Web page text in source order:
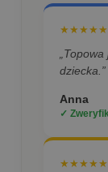
★★★★★
dziecka.”
Anna
✓
★★★★★